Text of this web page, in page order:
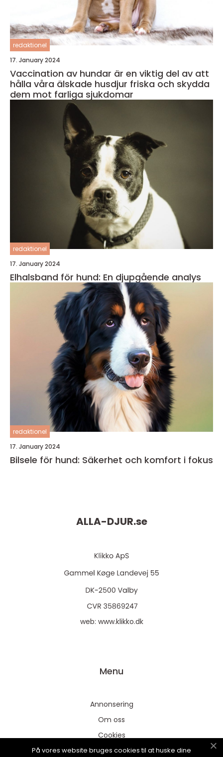
redaktionel
17. January 2024
Vaccination av hundar är en viktig del av att
hålla våra älskade husdjur friska och skydda
dem mot farliga sjukdomar
redaktionel
17. January 2024
Elhalsband för hund: En djupgående analys
redaktionel
17. January 2024
Bilsele för hund: Säkerhet och komfort i fokus
ALLA-DJUR.se
web: www.klikko.dk
Menu
Annonsering
Om oss
Cookies
Kontakta oss
På vores website bruges cookies til at huske dine